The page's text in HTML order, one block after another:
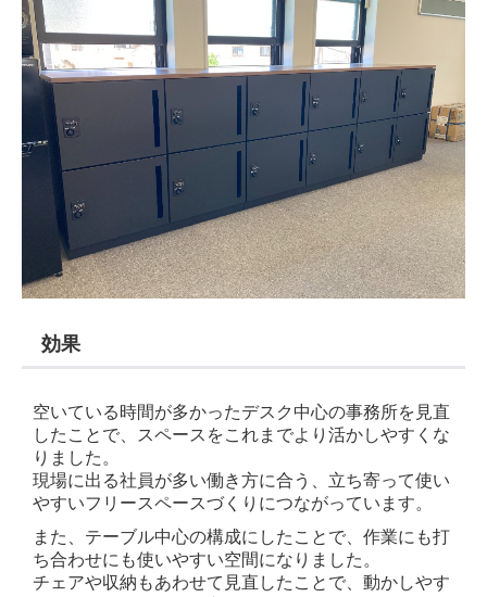
効果
空いている時間が多かったデスク中心の事務所を見直
したことで、スペースをこれまでより活かしやすくな
りました。
現場に出る社員が多い働き方に合う、立ち寄って使い
やすいフリースペースづくりにつながっています。
また、テーブル中心の構成にしたことで、作業にも打
ち合わせにも使いやすい空間になりました。
チェアや収納もあわせて見直したことで、動かしやす